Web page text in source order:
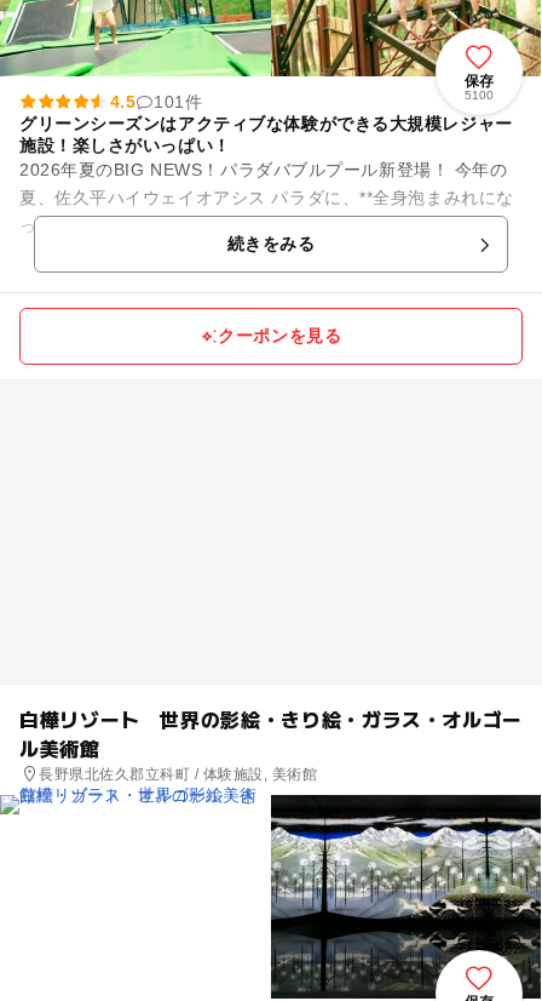
保存
5100
4.5
101件
グリーンシーズンはアクティブな体験ができる大規模レジャー
施設！楽しさがいっぱい！
2026年夏のBIG NEWS！パラダバブルプール新登場！ 今年の
夏、佐久平ハイウェイオアシス パラダに、**全身泡まみれにな
続きをみる
クーポンを見る
白樺リゾート 世界の影絵・きり絵・ガラス・オルゴー
ル美術館
長野県北佐久郡立科町 / 体験施設, 美術館